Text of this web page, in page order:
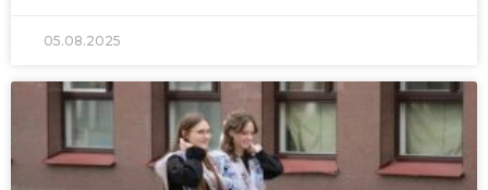
05.08.2025